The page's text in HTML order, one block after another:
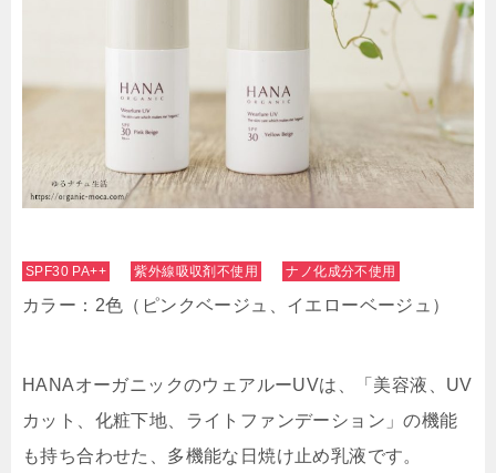
SPF30 PA++ 紫外線吸収剤不使用 ナノ化成分不使用
カラー：2色（ピンクベージュ、イエローベージュ）
HANAオーガニックのウェアルーUVは、「美容液、UV
カット、化粧下地、ライトファンデーション」の機能
も持ち合わせた、多機能な日焼け止め乳液です。